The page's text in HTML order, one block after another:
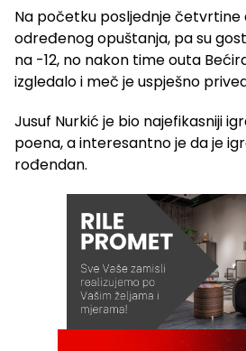
Na početku posljednje četvrtine
određenog opuštanja, pa su
na -12, no nakon time outa
izgledalo i meč je uspješno
Jusuf Nurkić je bio najefikasniji
poena, a interesantno je da je
rođendan.